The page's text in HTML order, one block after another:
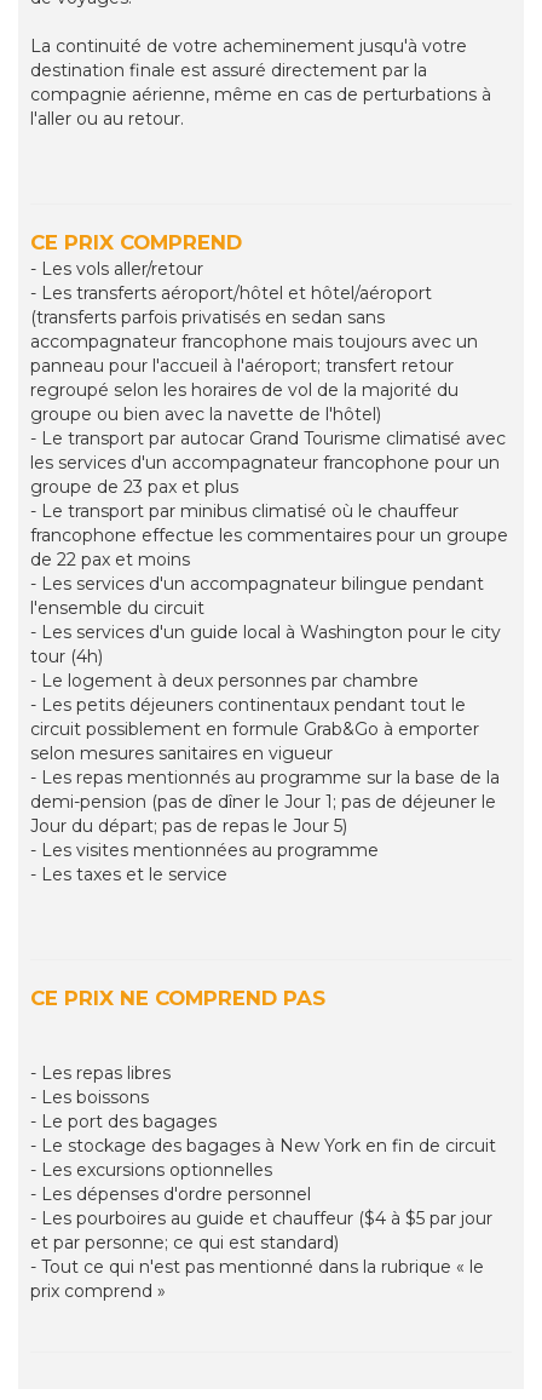
La continuité de votre acheminement jusqu'à votre
destination finale est assuré directement par la
compagnie aérienne, même en cas de perturbations à
l'aller ou au retour.
CE PRIX COMPREND
- Les vols aller/retour
- Les transferts aéroport/hôtel et hôtel/aéroport
(transferts parfois privatisés en sedan sans
accompagnateur francophone mais toujours avec un
panneau pour l'accueil à l'aéroport; transfert retour
regroupé selon les horaires de vol de la majorité du
groupe ou bien avec la navette de l'hôtel)
- Le transport par autocar Grand Tourisme climatisé avec
les services d'un accompagnateur francophone pour un
groupe de 23 pax et plus
- Le transport par minibus climatisé où le chauffeur
francophone effectue les commentaires pour un groupe
de 22 pax et moins
- Les services d'un accompagnateur bilingue pendant
l'ensemble du circuit
- Les services d'un guide local à Washington pour le city
tour (4h)
- Le logement à deux personnes par chambre
- Les petits déjeuners continentaux pendant tout le
circuit possiblement en formule Grab&Go à emporter
selon mesures sanitaires en vigueur
- Les repas mentionnés au programme sur la base de la
demi-pension (pas de dîner le Jour 1; pas de déjeuner le
Jour du départ; pas de repas le Jour 5)
- Les visites mentionnées au programme
- Les taxes et le service
CE PRIX NE COMPREND PAS
- Les repas libres
- Les boissons
- Le port des bagages
- Le stockage des bagages à New York en fin de circuit
- Les excursions optionnelles
- Les dépenses d'ordre personnel
- Les pourboires au guide et chauffeur ($4 à $5 par jour
et par personne; ce qui est standard)
- Tout ce qui n'est pas mentionné dans la rubrique « le
prix comprend »